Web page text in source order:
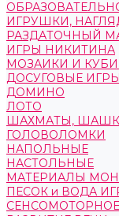
ИГРУШКИ,
РАЗДАТОЧНЫЙ
ИГРЫ НИКИТИНА
МОЗАИКИ И
ДОСУГОВЫЕ
ДОМИНО
ЛОТО
ШАХМАТЫ,
ГОЛОВОЛОМКИ
НАПОЛЬНЫЕ
НАСТОЛЬНЫЕ
МАТЕРИАЛЫ
ПЕСОК и ВОДА